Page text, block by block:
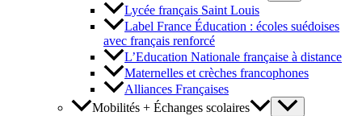
Lycée français Saint Louis
Label France Éducation : écoles suédoises
avec français renforcé
L’Education Nationale française à distance
Maternelles et crèches francophones
Alliances Françaises
Mobilités + Échanges scolaires